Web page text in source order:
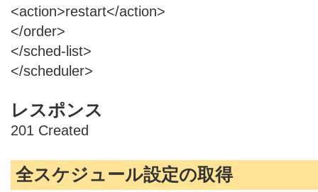
<action>restart</action>
</order>
</sched-list>
</scheduler>
レスポンス
201 Created
全スケジュール設定の取得